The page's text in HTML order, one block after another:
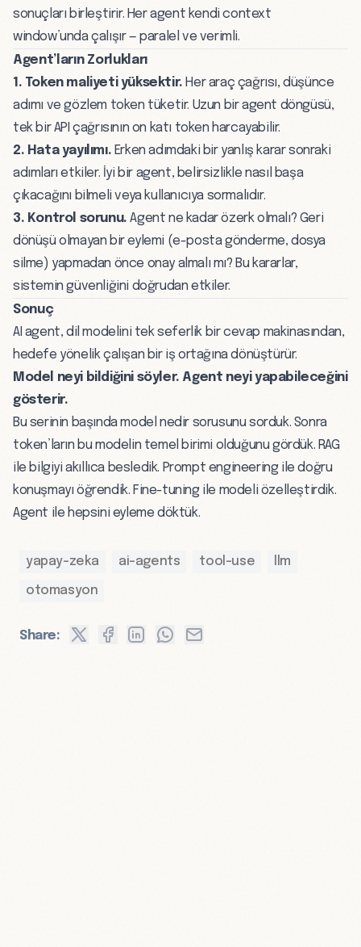
sonuçları birleştirir. Her agent kendi context
window’unda çalışır — paralel ve verimli.
Agent’ların Zorlukları
1. Token maliyeti yüksektir. Her araç çağrısı, düşünce
adımı ve gözlem token tüketir. Uzun bir agent döngüsü,
tek bir API çağrısının on katı token harcayabilir.
2. Hata yayılımı. Erken adımdaki bir yanlış karar sonraki
adımları etkiler. İyi bir agent, belirsizlikle nasıl başa
çıkacağını bilmeli veya kullanıcıya sormalıdır.
3. Kontrol sorunu. Agent ne kadar özerk olmalı? Geri
dönüşü olmayan bir eylemi (e-posta gönderme, dosya
silme) yapmadan önce onay almalı mı? Bu kararlar,
sistemin güvenliğini doğrudan etkiler.
Sonuç
AI agent, dil modelini tek seferlik bir cevap makinasından,
hedefe yönelik çalışan bir iş ortağına dönüştürür.
Model neyi bildiğini söyler. Agent neyi yapabileceğini
gösterir.
Bu serinin başındamodel nedir sorusunu sorduk. Sonra
token’ların bu modelin temel birimi olduğunu gördük. RAG
ile bilgiyi akıllıca besledik. Prompt engineeringile doğru
konuşmayı öğrendik. Fine-tuningile modeli özelleştirdik.
Agent ile hepsini eyleme döktük.
yapay-zeka ai-agents tool-use llm
otomasyon
Share: